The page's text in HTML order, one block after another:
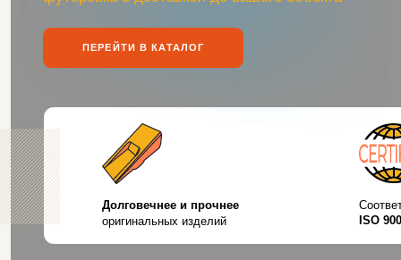
Долговечнее и прочнее
оригинальных изделий
Соответствуют
9001 и